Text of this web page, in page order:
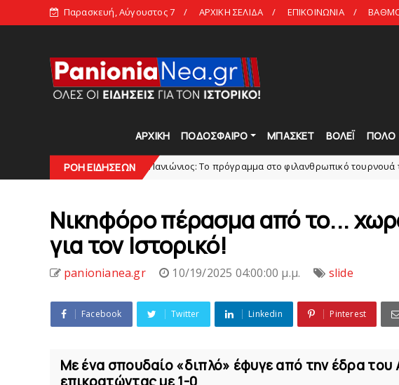
Παρασκευή, Αύγουστος 7 ΑΡΧΙΚΗ ΣΕΛΙΔΑ ΕΠΙΚΟΙΝΩΝΙΑ
ΑΡΧΙΚΗ ΠΟΔΟΣΦΑΙΡΟ ΜΠΑΣΚΕΤ ΒΟΛΕΪ ΠΟΛΟ
ΡΟΗ ΕΙΔΗΣΕΩΝ
Πανιώνιoς: Tο πρόγραμμα στο φιλανθρωπικό τουρνουά του Bόλου
Νικηφόρο πέρασμα από το...
για τον Iστορικό!
panionianea.gr 10/19/2025 04:00:00 μ.μ. slide
Facebook Twitter Linkedin Pinterest
Με ένα σπουδαίο «διπλό» έφυγε από την έδρα του